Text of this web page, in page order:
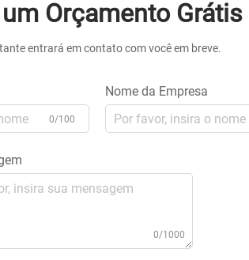
Orçamento Grátis
entrará em contato com você em breve.
0/100
Nome da Empresa
0/1000